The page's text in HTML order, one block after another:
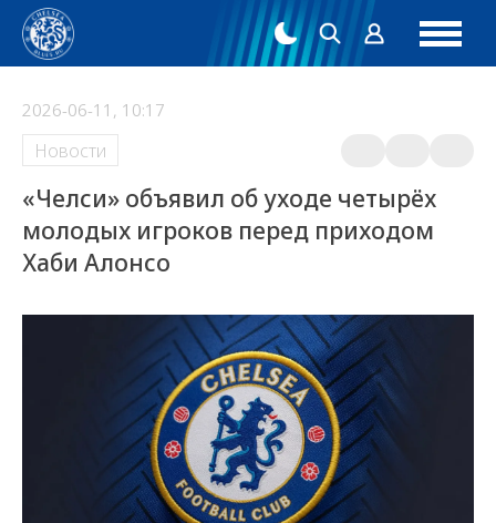
2026-06-11, 10:17
Новости
«Челси» объявил об уходе четырёх
молодых игроков перед приходом
Хаби Алонсо